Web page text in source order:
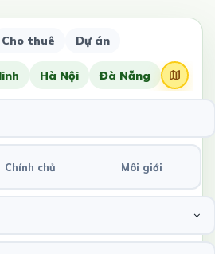
Cho thuê Dự án
Hà Nội Đà Nẵng
Chính chủ Môi giới